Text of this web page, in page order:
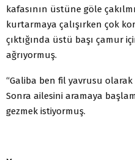
kafasının üstüne göle
kurtarmaya çalışırken çok
çıktığında üstü başı çamur
ağrıyormuş.
“Galiba ben fil yavrusu olarak
Sonra ailesini aramaya
gezmek istiyormuş.